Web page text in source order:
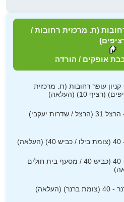
(ת. מרכזית רחובות /
אופקים / הורדה
קניון עופר רחובות (ת. מרכזית
10) (העלאה)
רחובות - הרצל 31 (הרצל / שדרות יעקבי)
רחובות - 40 (כביש 40 / מסעף בית חולים
(העלאה)